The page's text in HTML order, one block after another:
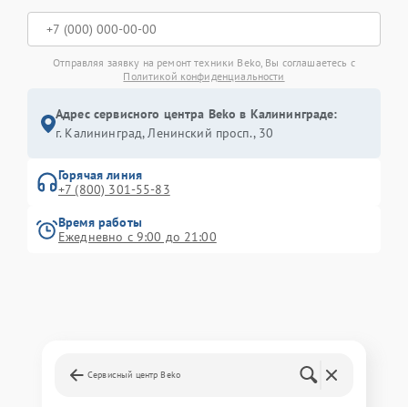
Отправляя заявку на ремонт техники Beko, Вы соглашаетесь с
Политикой конфиденциальности
Адрес сервисного центра Beko в Калининграде:
г. Калининград, Ленинский просп., 30
Горячая линия
+7 (800) 301-55-83
Время работы
Ежедневно с 9:00 до 21:00
Сервисный центр Beko